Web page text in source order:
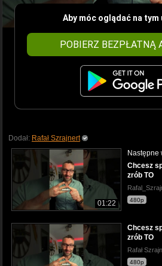
Aby móc oglądać na tym
POBIERZ BEZPŁATNĄ
Dodał: Rafał Szrajnert
01:22
Następne
Chcesz
zrób TO
480p
Chcesz
zrób TO
Rafał
480p